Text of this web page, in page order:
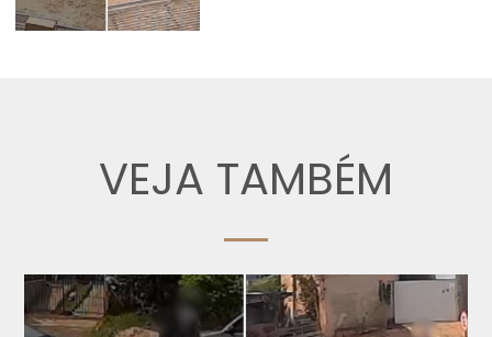
VEJA TAMBÉM